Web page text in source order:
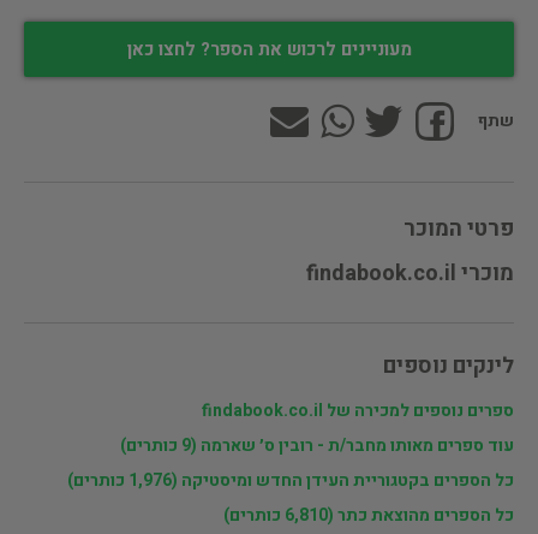
מעוניינים לרכוש את הספר? לחצו כאן
שתף
פרטי המוכר
מוכרי findabook.co.il
לינקים נוספים
ספרים נוספים למכירה של findabook.co.il
עוד ספרים מאותו מחבר/ת - רובין ס׳ שארמה (9 כותרים)
כל הספרים בקטגוריית העידן החדש ומיסטיקה (1,976 כותרים)
כל הספרים מהוצאת כתר (6,810 כותרים)